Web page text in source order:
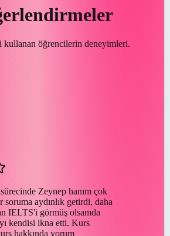
kullanan öğrencilerin deneyimleri.
sürecinde Zeynep hanım çok
soruma aydınlık getirdi, daha
IELTS'i görmüş olsamda
kendisi ikna etti. Kurs
hakkında yorum